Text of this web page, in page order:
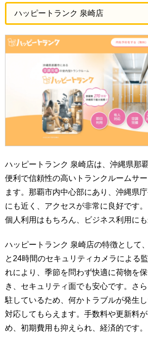
ハッピートランク 泉崎店
ハッピートランク 泉崎店は、沖縄県那
便利で信頼性の高いトランクルームサ
ます。那覇市内中心部にあり、沖縄県
にも近く、アクセスが非常に良好です。
個人利用はもちろん、ビジネス利用にも
ハッピートランク 泉崎店の特徴として
と24時間のセキュリティカメラによる
れにより、季節を問わず快適に荷物を
き、セキュリティ面でも安心です。さ
駐しているため、何かトラブルが発生
対応してもらえます。手数料や更新料
め、初期費用も抑えられ、経済的です